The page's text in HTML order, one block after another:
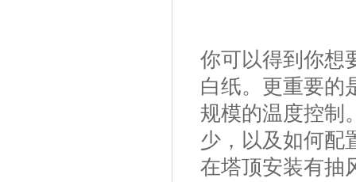
你可以得到你想
白纸。更重要的
规模的温度控制
少，以及如何配
在塔顶安装有抽